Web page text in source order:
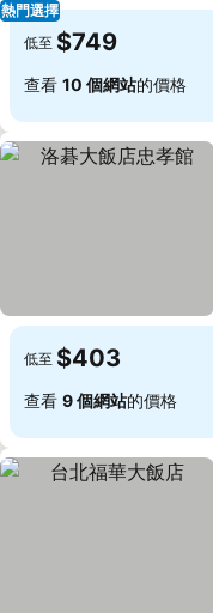
熱門選擇
低至 $749
查看 10 個網站的價格
低至 $403
查看 9 個網站的價格